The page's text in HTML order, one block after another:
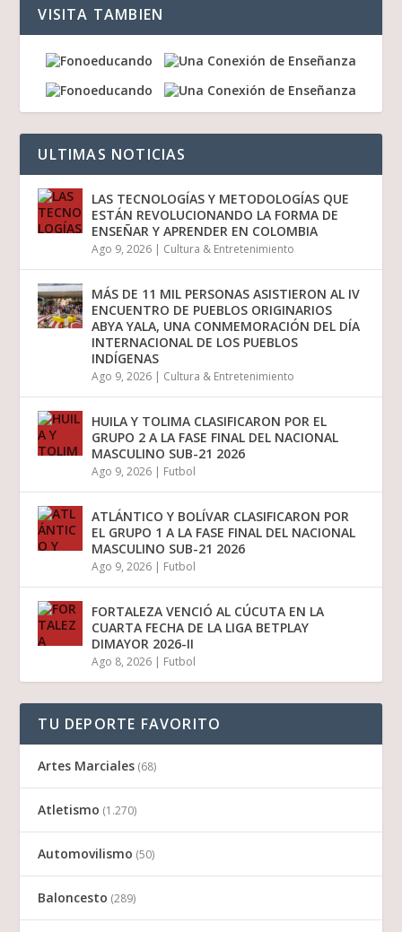
VISITA TAMBIEN
ULTIMAS NOTICIAS
LAS TECNOLOGÍAS Y METODOLOGÍAS QUE
ESTÁN REVOLUCIONANDO LA FORMA DE
ENSEÑAR Y APRENDER EN COLOMBIA
Ago 9, 2026 | Cultura & Entretenimiento
MÁS DE 11 MIL PERSONAS ASISTIERON AL IV
ENCUENTRO DE PUEBLOS ORIGINARIOS
ABYA YALA, UNA CONMEMORACIÓN DEL DÍA
INTERNACIONAL DE LOS PUEBLOS
INDÍGENAS
Ago 9, 2026 | Cultura & Entretenimiento
HUILA Y TOLIMA CLASIFICARON POR EL
GRUPO 2 A LA FASE FINAL DEL NACIONAL
MASCULINO SUB-21 2026
Ago 9, 2026 | Futbol
ATLÁNTICO Y BOLÍVAR CLASIFICARON POR
EL GRUPO 1 A LA FASE FINAL DEL NACIONAL
MASCULINO SUB-21 2026
Ago 9, 2026 | Futbol
FORTALEZA VENCIÓ AL CÚCUTA EN LA
CUARTA FECHA DE LA LIGA BETPLAY
DIMAYOR 2026-II
Ago 8, 2026 | Futbol
TU DEPORTE FAVORITO
Artes Marciales (68)
Atletismo (1.270)
Automovilismo (50)
Baloncesto (289)